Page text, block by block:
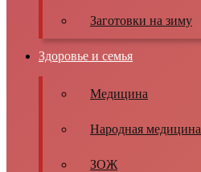
Заготовки на зиму
Здоровье и семья
Медицина
Народная медицина
ЗОЖ